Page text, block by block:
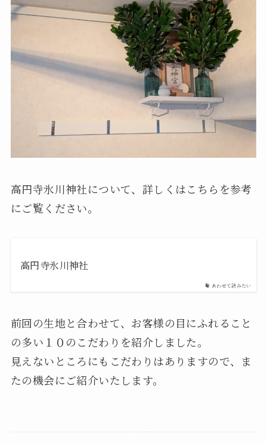
高円寺氷川神社について、詳しくはこちらを参考
にご覧ください。
あわせて読みたい
高円寺氷川神社
前回の生地と合わせて、お客様の目にふれること
の多い１０のこだわりを紹介しました。
見えないところにもこだわりはありますので、ま
たの機会にご紹介いたします。